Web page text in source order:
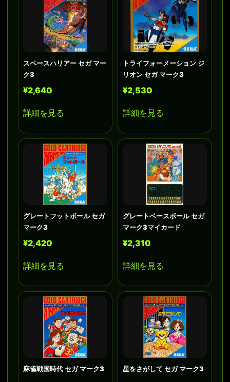
スペースハリアー セガ マー
ク3
¥2,640
詳細を見る
トライフォーメーション ジ
リオン セガ マーク3
¥2,530
詳細を見る
グレートフットボール セガ
マーク3
¥2,420
詳細を見る
グレートベースボール セガ
マーク3マイカード
¥2,310
詳細を見る
麻雀戦国時代 セガ マーク3 星をさがして セガ マーク3